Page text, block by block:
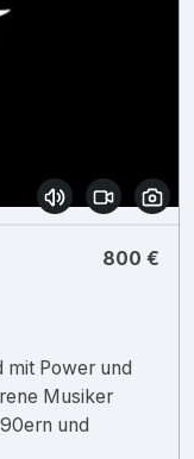
800 €
mit Power und
Musiker
und